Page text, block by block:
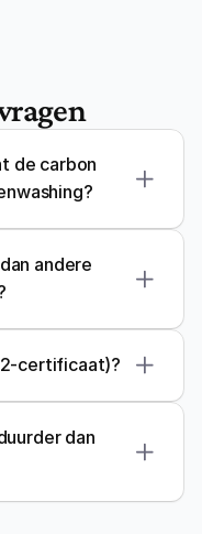
de carbon
andere
certificaat)?
dan